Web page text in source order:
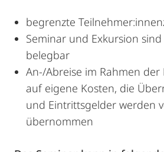
begrenzte
Seminar und Exkursion
belegbar
An-/Abreise im Rahmen
auf eigene Kosten, die
und Eintrittsgelder werden
übernommen